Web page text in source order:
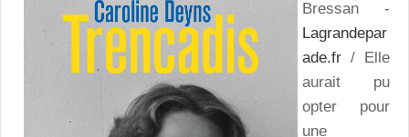
Bressan -
Lagrandepar
ade.fr / Elle
aurait pu
opter pour
une